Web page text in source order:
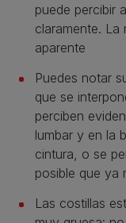
puede percibir
claramente. La
aparente
Puedes notar
que se
perciben
lumbar y en la
cintura, o se
posible que ya
Las costillas